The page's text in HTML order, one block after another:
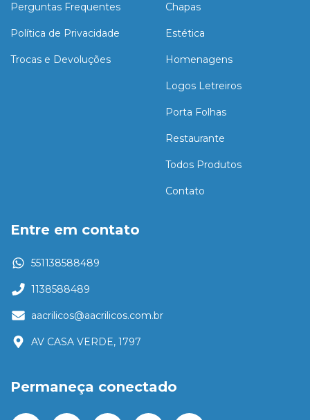
Perguntas Frequentes
Política de Privacidade
Trocas e Devoluções
Chapas
Estética
Homenagens
Logos Letreiros
Porta Folhas
Restaurante
Todos Produtos
Contato
Entre em contato
551138588489
1138588489
aacrilicos@aacrilicos.com.br
AV CASA VERDE, 1797
Permaneça conectado